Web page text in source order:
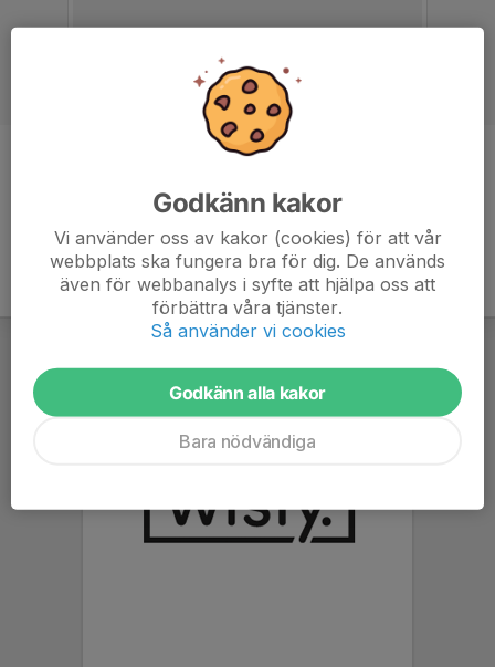
Godkänn kakor
Vi använder oss av kakor (cookies) för att vår
webbplats ska fungera bra för dig. De används
även för webbanalys i syfte att hjälpa oss att
förbättra våra tjänster.
Så använder vi cookies
Godkänn alla kakor
Bara nödvändiga